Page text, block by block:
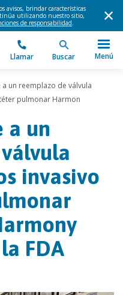
avisos, brindar características
utilizando nuestro sitio,
de responsabilidad.
Llamar Buscar Menú
a un reemplazo de válvula
pulmonar Harmon
a un
invasivo
FDA